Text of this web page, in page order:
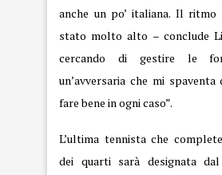
anche un po’ italiana. Il
stato molto alto – conclude
cercando di gestire le
un’avversaria che mi
fare bene in ogni caso”.
L’ultima tennista che
dei quarti sarà designata